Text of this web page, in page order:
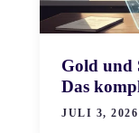
Gold und
Das
JULI 3, 2026